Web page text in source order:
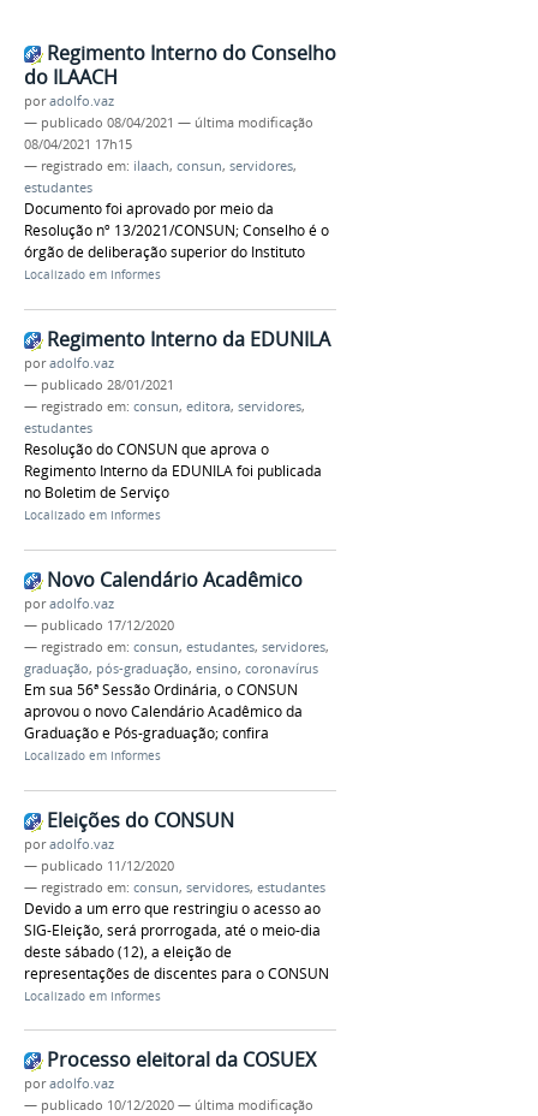
Regimento Interno do Conselho
do ILAACH
poradolfo.vaz
— publicado 08/04/2021 — última modificação
08/04/2021 17h15
— registrado em: ilaach, consun, servidores,
estudantes
Documento foi aprovado por meio da
Resolução nº 13/2021/CONSUN; Conselho é o
órgão de deliberação superior do Instituto
Localizado em Informes
Regimento Interno da EDUNILA
poradolfo.vaz
— publicado 28/01/2021
— registrado em: consun, editora, servidores,
estudantes
Resolução do CONSUN que aprova o
Regimento Interno da EDUNILA foi publicada
no Boletim de Serviço
Localizado em Informes
Novo Calendário Acadêmico
poradolfo.vaz
— publicado 17/12/2020
— registrado em: consun, estudantes, servidores,
graduação, pós-graduação, ensino, coronavírus
Em sua 56ª Sessão Ordinária, o CONSUN
aprovou o novo Calendário Acadêmico da
Graduação e Pós-graduação; confira
Localizado em Informes
Eleições do CONSUN
poradolfo.vaz
— publicado 11/12/2020
— registrado em: consun, servidores, estudantes
Devido a um erro que restringiu o acesso ao
SIG-Eleição, será prorrogada, até o meio-dia
deste sábado (12), a eleição de
representações de discentes para o CONSUN
Localizado em Informes
Processo eleitoral da COSUEX
poradolfo.vaz
— publicado 10/12/2020 — última modificação